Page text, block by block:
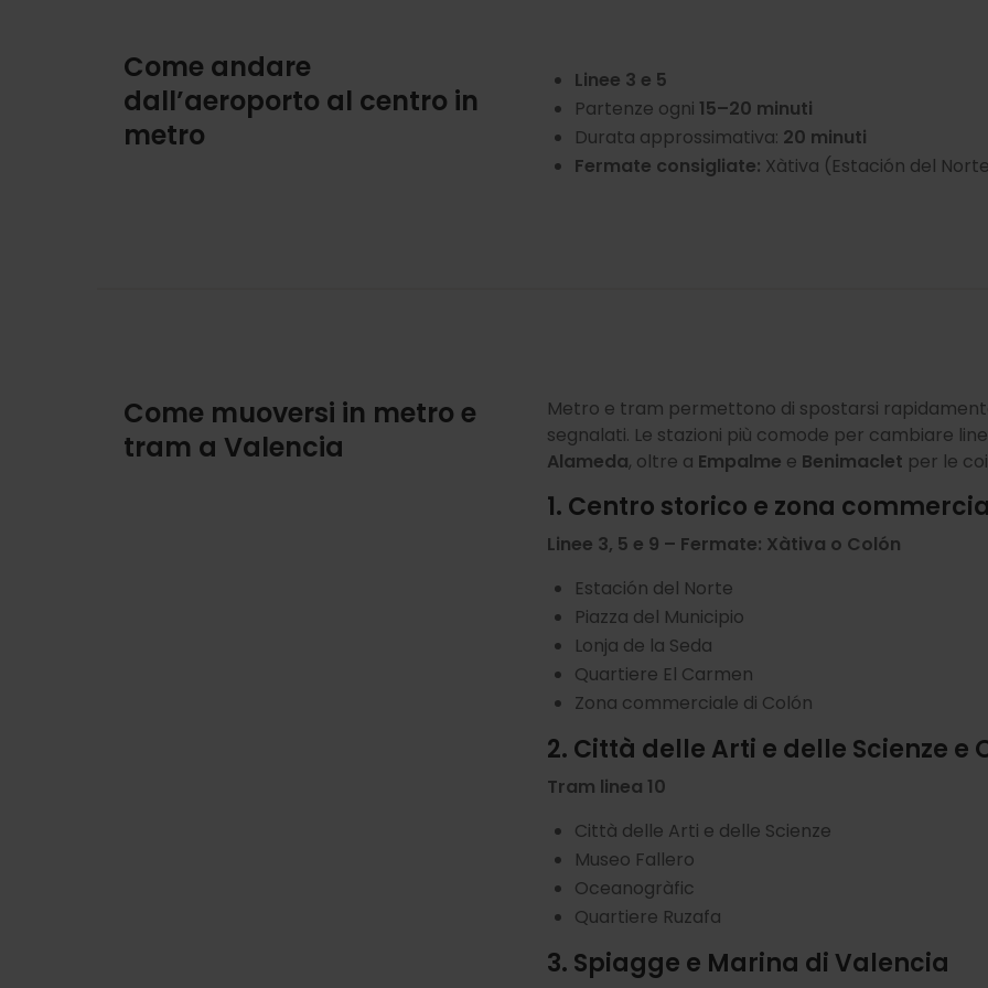
Come andare
dall’aeroporto al centro in
metro
Linee 3 e 5
Partenze ogni 15–20 minuti
Durata approssimativa: 20 minuti
Fermate consigliate: Xàtiva (Estación del
Come muoversi in metro e
tram a Valencia
Metro e tram permettono di spostarsi
segnalati. Le stazioni più comode per cambiare
Alameda, oltre a Empalme e Benimaclet per le
1. Centro storico e zona
Linee 3, 5 e 9 – Fermate: Xàtiva o Colón
Estación del Norte
Piazza del Municipio
Lonja de la Seda
Quartiere El Carmen
Zona commerciale di Colón
2. Città delle Arti e delle Scienze e
Tram linea 10
Città delle Arti e delle Scienze
Museo Fallero
Oceanogràfic
Quartiere Ruzafa
3. Spiagge e Marina di Valencia